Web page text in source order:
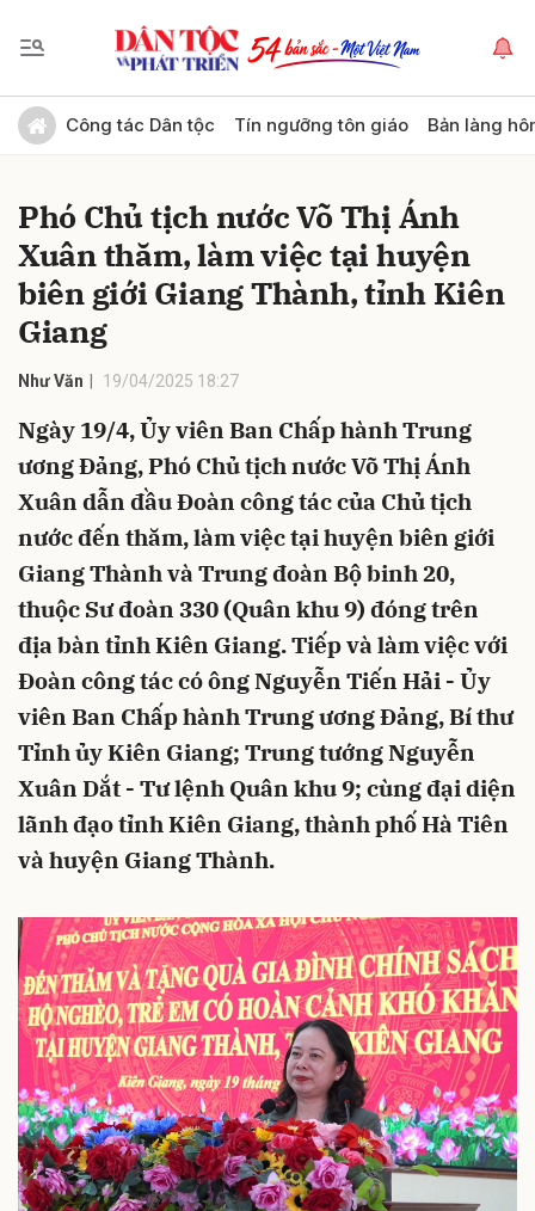
Công tác Dân tộc Tín ngưỡng tôn giáo Bản làng
Phó Chủ tịch nước Võ Thị Ánh
Xuân thăm, làm việc tại huyện
biên giới Giang Thành, tỉnh Kiên
Giang
Như Văn 19/04/2025 18:27
Ngày 19/4, Ủy viên Ban Chấp hành Trung
ương Đảng, Phó Chủ tịch nước Võ Thị Ánh
Xuân dẫn đầu Đoàn công tác của Chủ tịch
nước đến thăm, làm việc tại huyện biên giới
Giang Thành và Trung đoàn Bộ binh 20,
thuộc Sư đoàn 330 (Quân khu 9) đóng trên
địa bàn tỉnh Kiên Giang. Tiếp và làm việc với
Đoàn công tác có ông Nguyễn Tiến Hải - Ủy
viên Ban Chấp hành Trung ương Đảng, Bí thư
Tỉnh ủy Kiên Giang; Trung tướng Nguyễn
Xuân Dắt - Tư lệnh Quân khu 9; cùng đại diện
lãnh đạo tỉnh Kiên Giang, thành phố Hà Tiên
và huyện Giang Thành.
Gửi bình luận